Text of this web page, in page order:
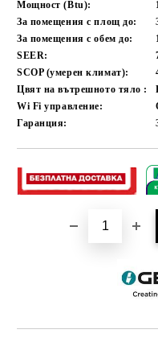
Мощност (Btu):
За помещения с площ до:
За помещения с обем до:
SEER:
SCOP (умерен климат):
Цвят на вътрешното тяло :
Wi Fi управление:
Гаранция: